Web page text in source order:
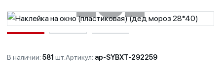
В наличии: 581 шт.Артикул: ap-SYBXT-292259